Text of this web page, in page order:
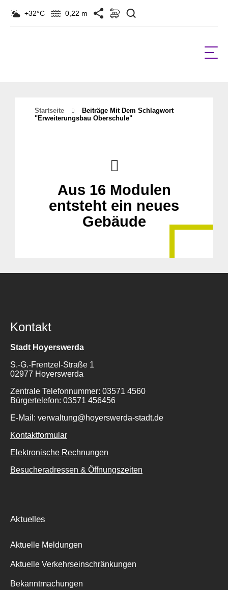
+32°C 0,22 m
Startseite
Beiträge Mit Dem Schlagwort
"erweiterungsbau Oberschule"
Aus 16 Modulen
entsteht ein neues
Gebäude
Kontakt
Stadt Hoyerswerda
S.-G.-Frentzel-Straße 1
02977 Hoyerswerda
Zentrale Telefonnummer: 03571 4560
Bürgertelefon: 03571 456456
E-Mail: verwaltung@hoyerswerda-stadt.de
Kontaktformular
Elektronische Rechnungen
Besucheradressen & Öffnungszeiten
Aktuelles
Aktuelle Meldungen
Aktuelle Verkehrseinschränkungen
Bekanntmachungen